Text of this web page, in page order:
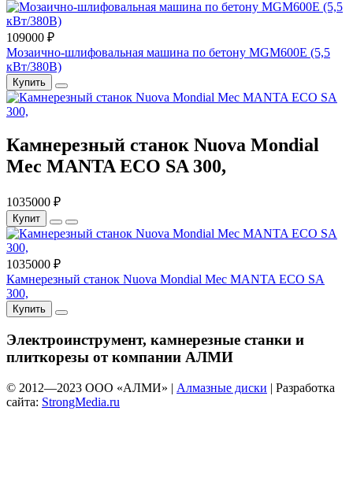
109000 ₽
Мозаично-шлифовальная машина по бетону MGM600Е (5,5
кВт/380В)
Купить
Камнерезный станок Nuova Mondial
Mec MANTA ECO SA 300,
1035000 ₽
Купит
1035000 ₽
Камнерезный станок Nuova Mondial Mec MANTA ECO SA
300,
Купить
Электроинструмент, камнерезные станки и
плиткорезы от компании АЛМИ
© 2012—2023 ООО «АЛМИ» | Алмазные диски | Разработка
сайта: StrongMedia.ru